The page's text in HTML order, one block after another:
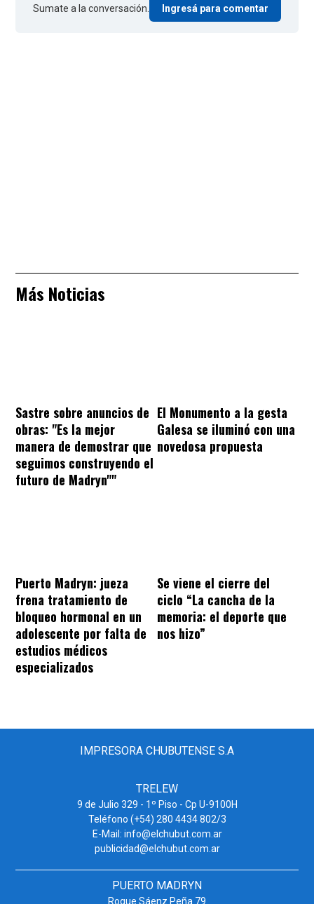
Sumate a la conversación. Ingresá para comentar
Más Noticias
Sastre sobre anuncios de
obras: "Es la mejor
manera de demostrar que
seguimos construyendo el
futuro de Madryn""
El Monumento a la gesta
Galesa se iluminó con una
novedosa propuesta
Puerto Madryn: jueza
frena tratamiento de
bloqueo hormonal en un
adolescente por falta de
estudios médicos
especializados
Se viene el cierre del
ciclo “La cancha de la
memoria: el deporte que
nos hizo”
IMPRESORA CHUBUTENSE S.A
TRELEW
9 de Julio 329 - 1º Piso - Cp U-9100H
Teléfono (+54) 280 4434 802/3
E-Mail: info@elchubut.com.ar
publicidad@elchubut.com.ar
PUERTO MADRYN
Roque Sáenz Peña 79